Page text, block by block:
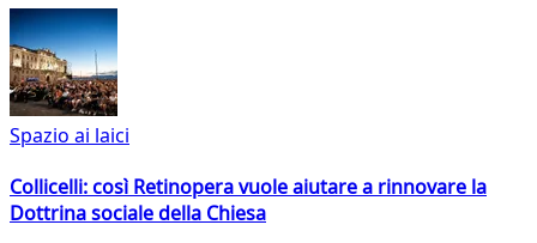
Spazio ai laici
Collicelli: così Retinopera vuole aiutare a rinnovare la
Dottrina sociale della Chiesa